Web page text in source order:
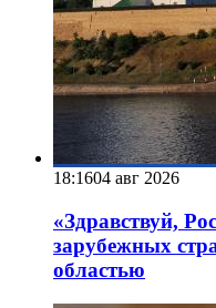
18:1604 авг 2026
«Здравствуй,
зарубежных
областью